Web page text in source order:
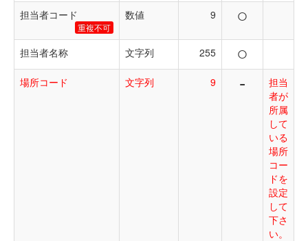
担当者コード
重複不可
数値 9 ○
担当者名称 文字列 255 ○
場所コード 文字列 9 -
担当
者が
所属
して
いる
場所
コー
ドを
設定
して
下さ
い。